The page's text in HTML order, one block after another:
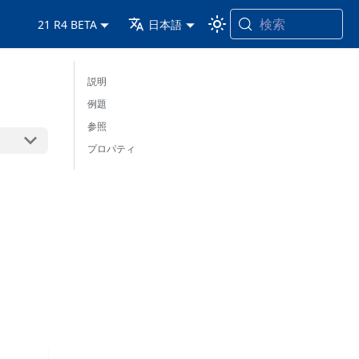
21 R4 BETA 日本語 検索
説明
例題
参照
プロパティ